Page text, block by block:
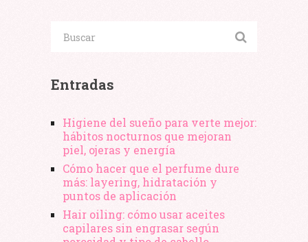
pelo
Entradas
Higiene del sueño para verte mejor:
hábitos nocturnos que mejoran
piel, ojeras y energía
Cómo hacer que el perfume dure
más: layering, hidratación y
puntos de aplicación
Hair oiling: cómo usar aceites
capilares sin engrasar según